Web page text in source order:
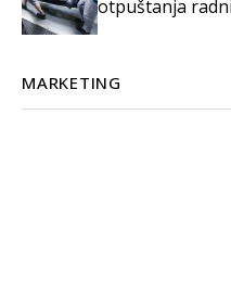
otpuštanja
MARKETING